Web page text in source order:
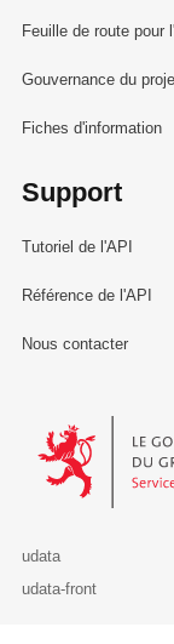
Feuille de route pour
Gouvernance du
Fiches d'information
Support
Tutoriel de l'API
Référence de l'API
Nous contacter
Le
udata
udata-front